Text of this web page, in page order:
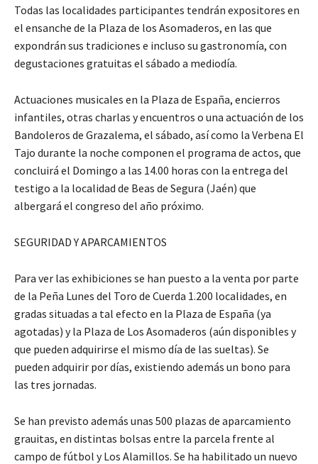
Todas las localidades participantes tendrán expositores en
el ensanche de la Plaza de los Asomaderos, en las que
expondrán sus tradiciones e incluso su gastronomía, con
degustaciones gratuitas el sábado a mediodía.
Actuaciones musicales en la Plaza de España, encierros
infantiles, otras charlas y encuentros o una actuación de los
Bandoleros de Grazalema, el sábado, así como la Verbena El
Tajo durante la noche componen el programa de actos, que
concluirá el Domingo a las 14.00 horas con la entrega del
testigo a la localidad de Beas de Segura (Jaén) que
albergará el congreso del año próximo.
SEGURIDAD Y APARCAMIENTOS
Para ver las exhibiciones se han puesto a la venta por parte
de la Peña Lunes del Toro de Cuerda 1.200 localidades, en
gradas situadas a tal efecto en la Plaza de España (ya
agotadas) y la Plaza de Los Asomaderos (aún disponibles y
que pueden adquirirse el mismo día de las sueltas). Se
pueden adquirir por días, existiendo además un bono para
las tres jornadas.
Se han previsto además unas 500 plazas de aparcamiento
grauitas, en distintas bolsas entre la parcela frente al
campo de fútbol y Los Alamillos. Se ha habilitado un nuevo